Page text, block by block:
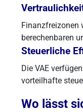
Finanzfreizonen
berechenbaren
Steuerliche
Die VAE
vorteilhafte
Wo lässt